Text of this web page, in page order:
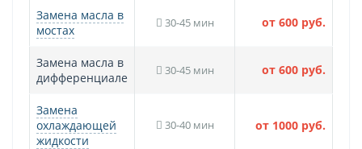
Замена масла в
мостах
30-45 мин от 600 руб.
Замена масла в
дифференциале
30-45 мин от 600 руб.
Замена
охлаждающей
жидкости
30-40 мин от 1000 руб.